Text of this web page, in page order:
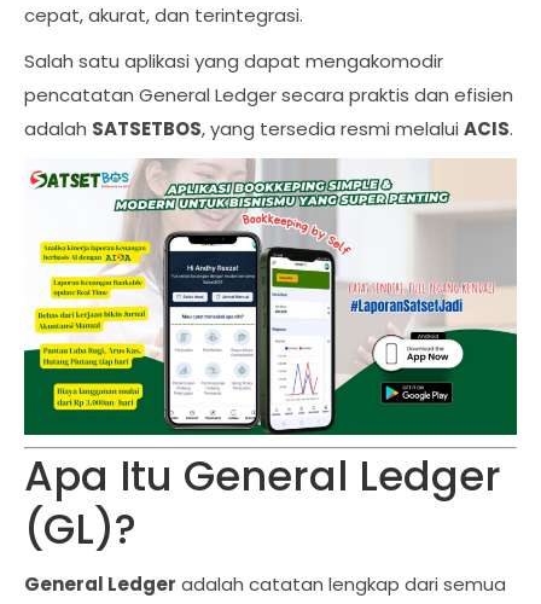
cepat, akurat, dan terintegrasi.
Salah satu aplikasi yang dapat mengakomodir
pencatatan General Ledger secara praktis dan efisien
adalah SATSETBOS, yang tersedia resmi melalui ACIS.
Apa Itu General Ledger
(GL)?
General Ledger adalah catatan lengkap dari semua